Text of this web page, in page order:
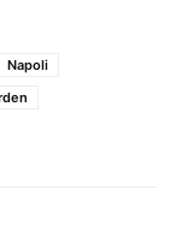
Napoli